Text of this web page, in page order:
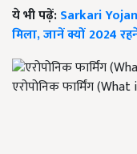
ये भी पढ़ें:Sarkari
मिला, जानें क्यों 2024
एरोपोनिक फार्मिंग